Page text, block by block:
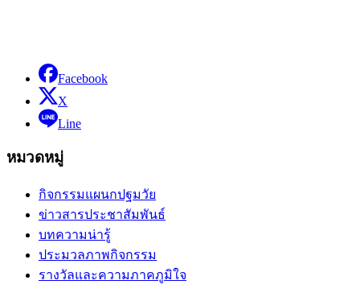
Facebook
X
Line
หมวดหมู่
กิจกรรมแผนกปฐมวัย
ข่าวสารประชาสัมพันธ์
บทความน่ารู้
ประมวลภาพกิจกรรม
รางวัลและความภาคภูมิใจ